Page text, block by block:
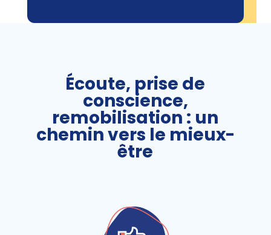
Écoute, prise de
conscience,
remobilisation : un
chemin vers le mieux-
être